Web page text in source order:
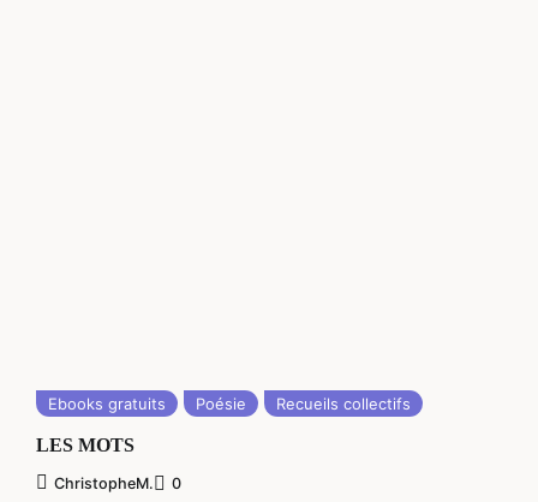
Ebooks gratuits Poésie Recueils collectifs
LES MOTS
ChristopheM. 0